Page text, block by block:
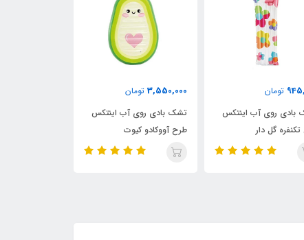
3,550,000
تشک بادی روی آب اینتکس
طرح آووکادو کیوت
4,850,000
شناور بادی روی آب اینتکس
مدل دستگیره دار ماهی مرکب